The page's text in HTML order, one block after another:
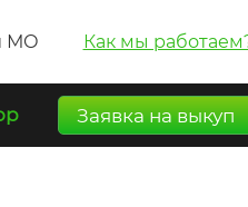
МО Как мы
Заявка на выкуп